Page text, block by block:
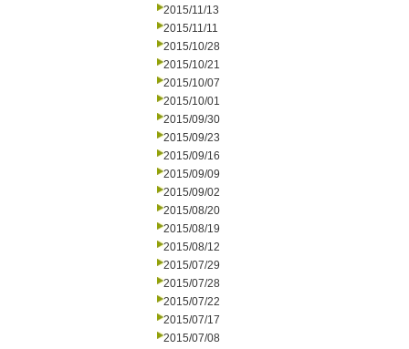
2015/11/13
2015/11/11
2015/10/28
2015/10/21
2015/10/07
2015/10/01
2015/09/30
2015/09/23
2015/09/16
2015/09/09
2015/09/02
2015/08/20
2015/08/19
2015/08/12
2015/07/29
2015/07/28
2015/07/22
2015/07/17
2015/07/08